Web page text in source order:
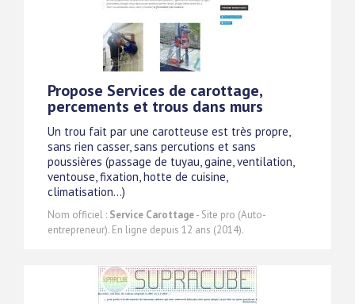
Propose Services de carottage,
percements et trous dans murs
Un trou fait par une carotteuse est très propre,
sans rien casser, sans percutions et sans
poussières (passage de tuyau, gaine, ventilation,
ventouse, fixation, hotte de cuisine,
climatisation...)
Nom officiel : Service Carottage- Site pro (Auto-
entrepreneur). En ligne depuis 12 ans (2014).